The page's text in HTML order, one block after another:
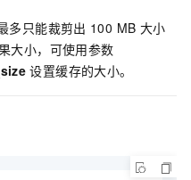
多只能裁剪出 100 MB 大小
大小，可使用参数
设置缓存的大小。